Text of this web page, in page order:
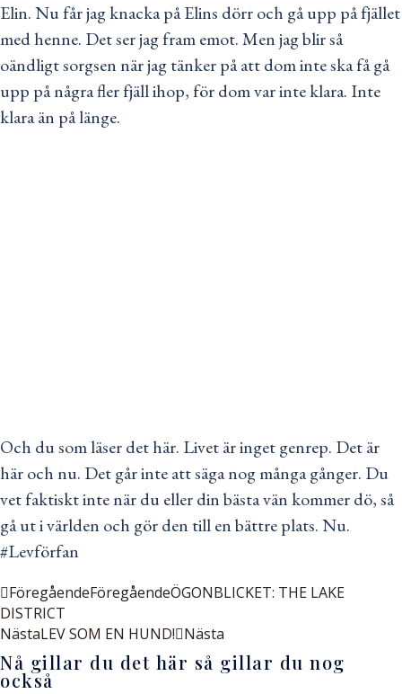
Elin. Nu får jag knacka på Elins dörr och gå upp på fjället
med henne. Det ser jag fram emot. Men jag blir så
oändligt sorgsen när jag tänker på att dom inte ska få gå
upp på några fler fjäll ihop, för dom var inte klara. Inte
klara än på länge.
Och du som läser det här. Livet är inget genrep. Det är
här och nu. Det går inte att säga nog många gånger. Du
vet faktiskt inte när du eller din bästa vän kommer dö, så
gå ut i världen och gör den till en bättre plats. Nu.
#Levförfan
FöregåendeFöregåendeÖGONBLICKET: THE LAKE
DISTRICT
NästaLEV SOM EN HUND! Nästa
Nå gillar du det här så gillar du nog
också